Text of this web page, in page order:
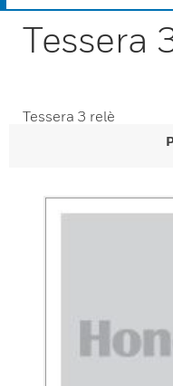
Tessera
Tessera 3 relè